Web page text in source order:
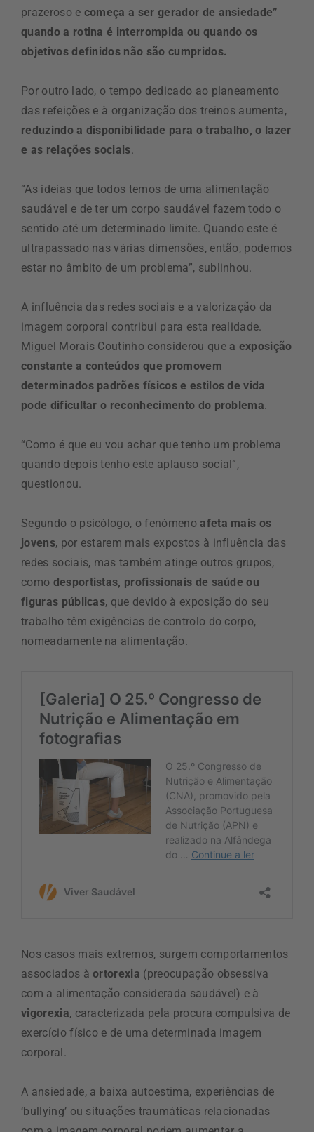
prazeroso e começa a ser gerador de ansiedade”
quando a rotina é interrompida ou quando os
objetivos definidos não são cumpridos.
Por outro lado, o tempo dedicado ao planeamento
das refeições e à organização dos treinos aumenta,
reduzindo a disponibilidade para o trabalho, o lazer
e as relações sociais.
“As ideias que todos temos de uma alimentação
saudável e de ter um corpo saudável fazem todo o
sentido até um determinado limite. Quando este é
ultrapassado nas várias dimensões, então, podemos
estar no âmbito de um problema”, sublinhou.
A influência das redes sociais e a valorização da
imagem corporal contribui para esta realidade.
Miguel Morais Coutinho considerou quea exposição
constante a conteúdos que promovem
determinados padrões físicos e estilos de vida
pode dificultar o reconhecimento do problema.
“Como é que eu vou achar que tenho um problema
quando depois tenho este aplauso social”,
questionou.
Segundo o psicólogo, o fenómenoafeta mais os
jovens, por estarem mais expostos à influência das
redes sociais, mas também atinge outros grupos,
como desportistas, profissionais de saúde ou
figuras públicas, que devido à exposição do seu
trabalho têm exigências de controlo do corpo,
nomeadamente na alimentação.
Nos casos mais extremos, surgem comportamentos
associados à ortorexia (preocupação obsessiva
com a alimentação considerada saudável) e à
vigorexia, caracterizada pela procura compulsiva de
exercício físico e de uma determinada imagem
corporal.
A ansiedade, a baixa autoestima, experiências de
‘bullying’ ou situações traumáticas relacionadas